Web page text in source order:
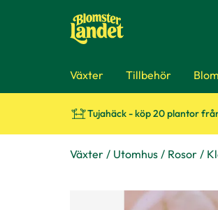
Växter Tillbehör
Tujahäck - köp 20 plantor
Växter Utomhus Rosor